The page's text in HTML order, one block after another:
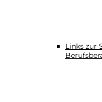
Links zur